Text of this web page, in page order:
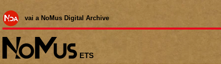
vai a NoMus Digital Archive
ETS